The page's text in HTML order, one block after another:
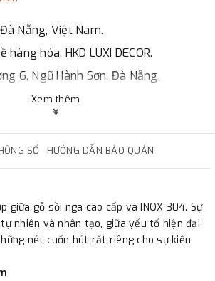
Nẵng, Việt Nam.
hóa: HKD LUXI DECOR.
6, Ngũ Hành Sơn, Đà Nẵng.
tờ báo giá, hợp đồng.
cho công ty.
Xem thêm
SỐ HƯỚNG DẪN BẢO QUẢN
giữa gỗ sồi nga cao cấp và INOX 304. Sự
nhiên và nhân tạo, giữa yếu tố hiện đại
nét cuốn hút rất riêng cho sự kiện